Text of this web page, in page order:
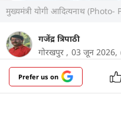
मुख्यमंत्री योगी आदित्यनाथ (Photo-
गजेंद्र त्रिपाठी
गोरखपुर , 03 जून 2026,
Prefer us on